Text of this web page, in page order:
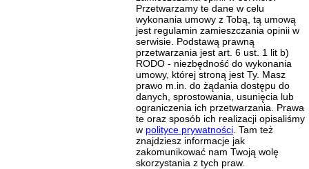
Przetwarzamy te dane w celu
wykonania umowy z Tobą, tą umową
jest regulamin zamieszczania opinii w
serwisie. Podstawą prawną
przetwarzania jest art. 6 ust. 1 lit b)
RODO - niezbędność do wykonania
umowy, której stroną jest Ty. Masz
prawo m.in. do żądania dostępu do
danych, sprostowania, usunięcia lub
ograniczenia ich przetwarzania. Prawa
te oraz sposób ich realizacji opisaliśmy
w polityce prywatności . Tam też
znajdziesz informacje jak
zakomunikować nam Twoją wolę
skorzystania z tych praw.